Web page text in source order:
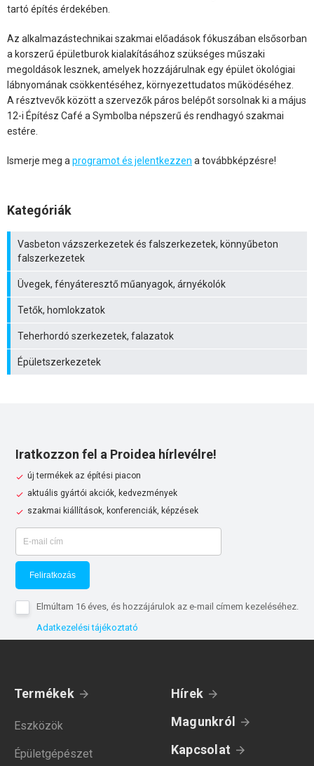
tartó építés érdekében.
Az alkalmazástechnikai szakmai előadások fókuszában elsősorban
a korszerű épületburok kialakításához szükséges műszaki
megoldások lesznek, amelyek hozzájárulnak egy épület ökológiai
lábnyomának csökkentéséhez, környezettudatos működéséhez.
A résztvevők között a szervezők páros belépőt sorsolnak ki a május
12-i Építész Café a Symbolba népszerű és rendhagyó szakmai
estére.
Ismerje meg a programot és jelentkezzen a továbbképzésre!
Kategóriák
Vasbeton vázszerkezetek és falszerkezetek, könnyűbeton
falszerkezetek
Üvegek, fényáteresztő műanyagok, árnyékolók
Tetők, homlokzatok
Teherhordó szerkezetek, falazatok
Épületszerkezetek
Iratkozzon fel a Proidea hírlevélre!
új termékek az építési piacon
aktuális gyártói akciók, kedvezmények
szakmai kiállítások, konferenciák, képzések
Feliratkozás
Elmúltam 16 éves, és hozzájárulok az e-mail címem kezeléséhez.
Adatkezelési tájékoztató
Termékek
Eszközök
Épületgépészet
Hírek
Magunkról
Kapcsolat